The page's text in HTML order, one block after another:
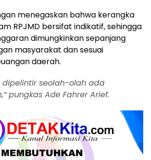
menegaskan bahwa kerangka
RPJMD bersifat indikatif, sehingga
dimungkinkan sepanjang
masyarakat dan sesuai
daerah.
dipelintir seolah-olah ada
pungkas Ade Fahrer Arief.